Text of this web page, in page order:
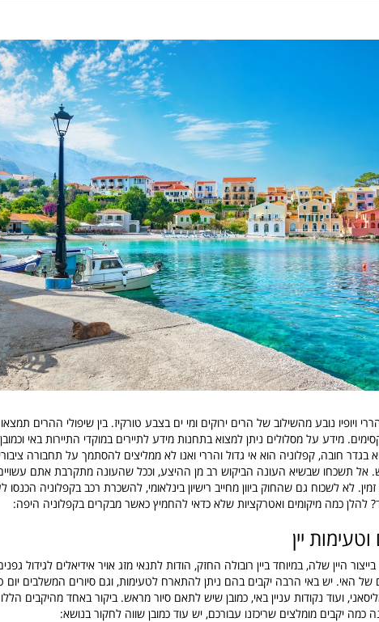
ויופיו נובע מהשילוב של הרים ירוקים ומי ים בצבע טורקיז. בין שיפולי ההרים
מידע על מסלולים ניתן למצוא בתחנות מידע לתיירים במוקדי התיירות באי וכמובן
בגדר חובה, קפלוניה הוא אי גדול והררי ואנו לא ממליצים להסתמך על תחבורה
אל תשכחו שבשיא העונה הביקוש רב מן ההיצע, וככל שהעונה מתקרבת אתם
לא לשכוח גם שהחוק ביוון מחייב רישיון בינלאומי, להשכרת רכב בקפלוניה הכנסו
להלן כמה מיקומים ואטרקציות שלא כדאי להחמיץ כאשר מבקרים בקפלוניה היפה:
יין
היין שלה, במיוחד ביין רובולה החזק, הודות לתנאי מזג אויר אידיאלים לגידול
של האי. יש באי הרבה יקבים בהם ניתן להתארח לטעימות, וגם סיורים המשלבים יום
ועוד נקודות עניין באי, כמובן שיש לתאם סיור מראש.ביקור באחד מהיקבים
יקבים מומלצים שריכזנו עבורכם, יש עוד כמובן שווה לחקור בנושא: